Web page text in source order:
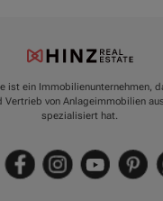
ist ein Immobilienunternehmen,
Vertrieb von Anlageimmobilien
spezialisiert hat.